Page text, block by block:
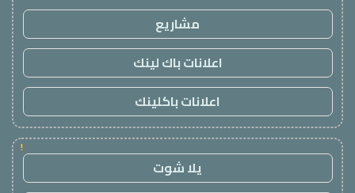
مشاريع
اعلانات باك لينك
اعلانات باكلينك
!
يلا شوت